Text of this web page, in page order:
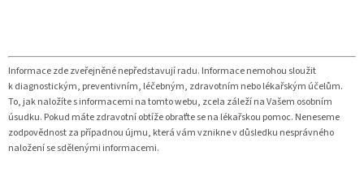
Informace zde zveřejněné nepředstavují radu. Informace nemohou sloužit
k diagnostickým, preventivním, léčebným, zdravotním nebo lékařským účelům.
To, jak naložíte s informacemi na tomto webu, zcela záleží na Vašem osobním
úsudku. Pokud máte zdravotní obtíže obraťte se na lékařskou pomoc. Neneseme
zodpovědnost za případnou újmu, která vám vznikne v důsledku nesprávného
naložení se sdělenými informacemi.